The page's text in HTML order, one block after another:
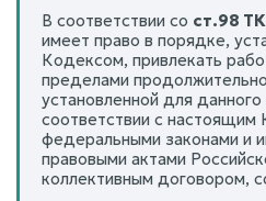
В соответствии со ст.98
имеет право в порядке,
Кодексом, привлекать
пределами
установленной для данного
соответствии с
федеральными законами и
правовыми актами
коллективным договором,